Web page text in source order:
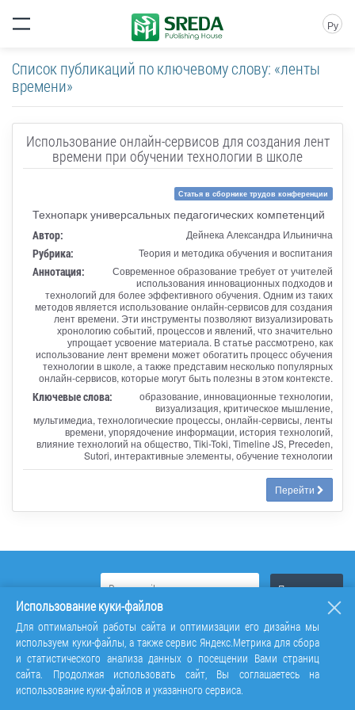
Ру
Список публикаций по ключевому слову: «ленты
времени»
Использование онлайн-сервисов для создания лент
времени при обучении технологии в школе
Статья в сборнике трудов конференции
Технопарк универсальных педагогических компетенций
Автор: Дейнека Александра Ильинична
Рубрика: Теория и методика обучения и воспитания
Аннотация:
Современное образование требует от учителей
использования инновационных подходов и
технологий для более эффективного обучения. Одним из таких
методов является использование онлайн-сервисов для создания
лент времени. Эти инструменты позволяют визуализировать
хронологию событий, процессов и явлений, что значительно
упрощает усвоение материала. В статье рассмотрено, как
использование лент времени может обогатить процесс обучения
технологии в школе, а также представим несколько популярных
онлайн-сервисов, которые могут быть полезны в этом контексте.
Ключевые слова:
образование, инновационные технологии,
визуализация, критическое мышление,
мультимедиа, технологические процессы, онлайн-сервисы, ленты
времени, упорядочение информации, история технологий,
влияние технологий на общество, Tiki-Toki, Timeline JS, Preceden,
Sutori, интерактивные элементы, обучение технологии
Перейти
Использование куки-файлов
Для оптимальной работы сайта и оптимизации его дизайна мы
используем куки-файлы, а также сервис Яндекс.Метрика для сбора
и статистического анализа данных о посещении Вами страниц
сайта. Продолжая использовать сайт, Вы соглашаетесь на
использование куки-файлов и указанного сервиса.